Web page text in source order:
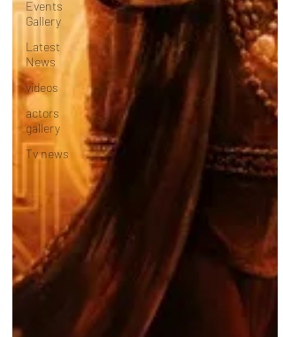
Events
Gallery
Latest
News
videos
actors
gallery
Tv news